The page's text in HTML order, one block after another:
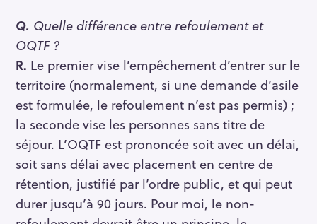
Q. Quelle différence entre refoulement et
OQTF ?
R. Le premier vise l’empêchement d’entrer sur le
territoire (normalement, si une demande d’asile
est formulée, le refoulement n’est pas permis) ;
la seconde vise les personnes sans titre de
séjour. L’OQTF est prononcée soit avec un délai,
soit sans délai avec placement en centre de
rétention, justifié par l’ordre public, et qui peut
durer jusqu’à 90 jours. Pour moi, le non-